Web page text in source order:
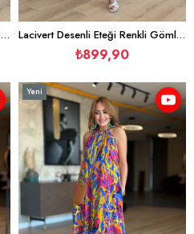
Kol Apoletli Düğmeli Mercan Gabardin Elbise Lacivert Desenli Eteği Renkli Gömlek Elbise
₺899,90
Yeni
Ürün